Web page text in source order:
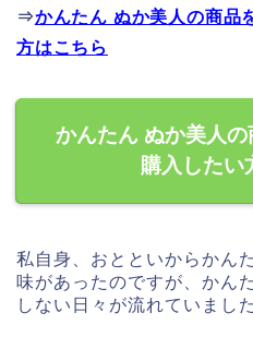
⇒かんたん ぬか美人の商品
方はこちら
かんたん ぬか美人
購入したい
私自身、おとといからかん
味があったのですが、かん
しない日々が流れていました